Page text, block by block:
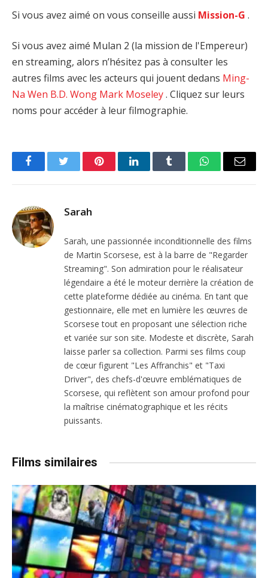
Si vous avez aimé on vous conseille aussi Mission-G .
Si vous avez aimé Mulan 2 (la mission de l'Empereur)
en streaming, alors n’hésitez pas à consulter les
autres films avec les acteurs qui jouent dedans Ming-
Na Wen B.D. Wong Mark Moseley. Cliquez sur leurs
noms pour accéder à leur filmographie.
FacebookTwitter PinterestLinkedInTumblr WhatsAppEmail
Sarah
Sarah, une passionnée inconditionnelle des films
de Martin Scorsese, est à la barre de "Regarder
Streaming". Son admiration pour le réalisateur
légendaire a été le moteur derrière la création de
cette plateforme dédiée au cinéma. En tant que
gestionnaire, elle met en lumière les œuvres de
Scorsese tout en proposant une sélection riche
et variée sur son site. Modeste et discrète, Sarah
laisse parler sa collection. Parmi ses films coup
de cœur figurent "Les Affranchis" et "Taxi
Driver", des chefs-d'œuvre emblématiques de
Scorsese, qui reflètent son amour profond pour
la maîtrise cinématographique et les récits
puissants.
Films similaires